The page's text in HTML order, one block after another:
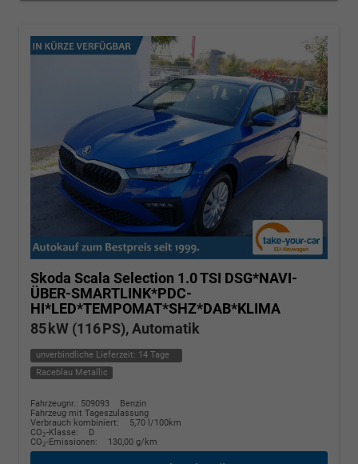
Skoda Scala Selection 1.0 TSI DSG*NAVI-
ÜBER-SMARTLINK*PDC-
HI*LED*TEMPOMAT*SHZ*DAB*KLIMA
85 kW (116 PS), Automatik
unverbindliche Lieferzeit: 14 Tage
Raceblau Metallic
Fahrzeugnr.: 509093
Benzin
Fahrzeug mit Tageszulassung
Verbrauch kombiniert:
5,70 l/100km
CO2-Klasse:
D
CO2-Emissionen: 130,00 g/km